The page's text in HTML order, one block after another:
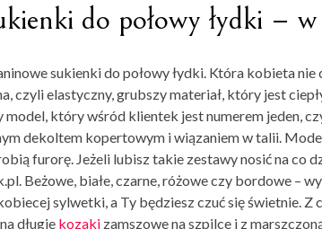
do połowy łydki –
sukienki do połowy łydki. Która kobieta nie
czyli elastyczny, grubszy materiał, który jest
model, który wśród klientek jest numerem jeden,
dekoltem kopertowym i wiązaniem w talii.
furorę. Jeżeli lubisz takie zestawy nosić na co
. Beżowe, białe, czarne, różowe czy bordowe –
sylwetki, a Ty będziesz czuć się świetnie. Z
długie kozaki zamszowe na szpilce i z